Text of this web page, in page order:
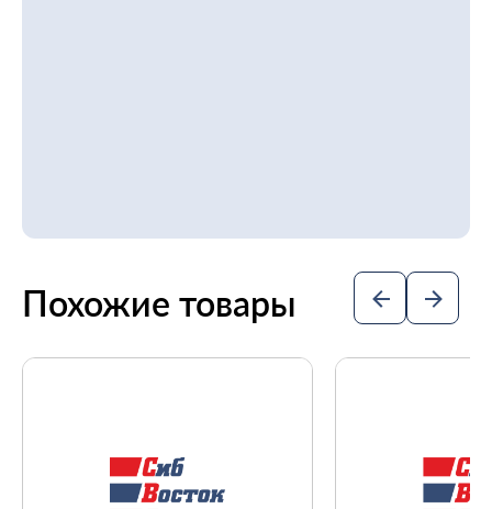
Похожие товары